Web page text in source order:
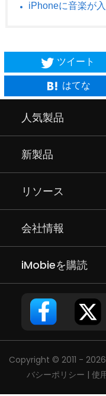
iPhoneに音楽が
ツイート
はてな
人気製品
新製品
リソース
会社情報
iMobieを購読
Copyright © 2011 -
バシーポリシー | 使